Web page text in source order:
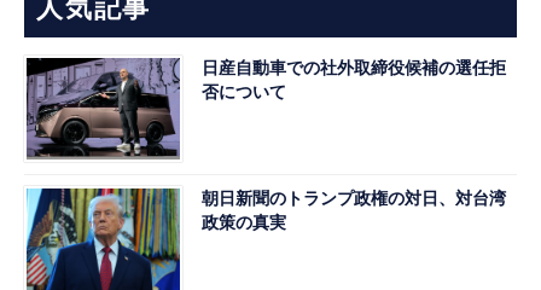
人気記事
日産自動車での社外取締役候補の選任拒
否について
朝日新聞のトランプ政権の対日、対台湾
政策の真実